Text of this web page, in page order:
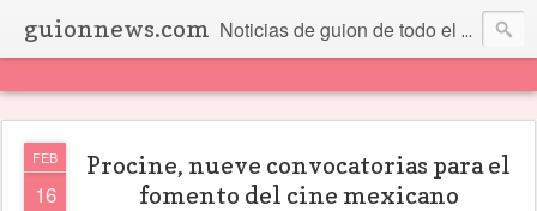
guionnews.com Noticias de guion de todo el mundo... Y más.
FEB
16
Procine, nueve convocatorias para el
fomento del cine mexicano